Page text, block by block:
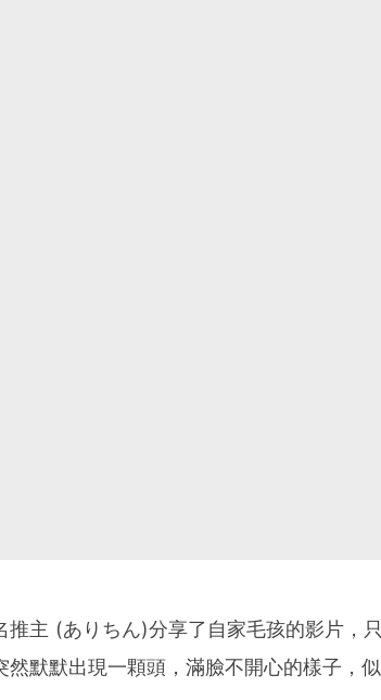
主 (ありちん)分享了自家毛孩的影片，只
默默出現一顆頭，滿臉不開心的樣子，似